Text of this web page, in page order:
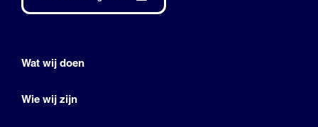
Wat wij doen
Wie wij zijn